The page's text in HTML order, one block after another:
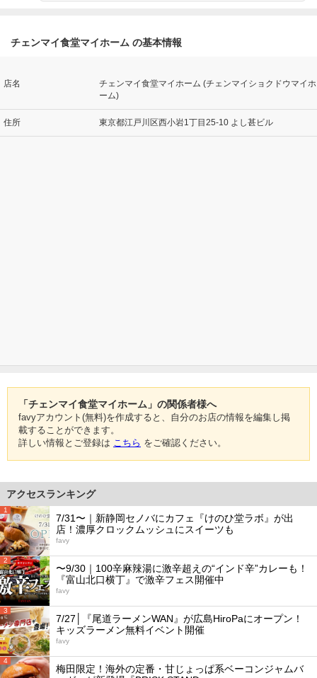
チェンマイ食堂マイホーム の基本情報
店名
チェンマイ食堂マイホーム (チェンマイショクドウマイホ
ーム)
住所 東京都江戸川区西小岩1丁目25-10 よし甚ビル
「チェンマイ食堂マイホーム」の関係者様へ
favyアカウント(無料)を作成すると、自分のお店の情報を編集し掲
載することができます。
詳しい情報とご登録は こちら をご確認ください。
アクセスランキング
1
7/31〜｜新静岡セノバにカフェ『けのひ堂ラボ』が出
店！濃厚クロックムッシュにスイーツも
favy
2
〜9/30｜100辛麻辣湯に激辛超えの“インド辛”カレーも！
『富山北口横丁』で激辛フェス開催中
favy
3
7/27│『尾道ラーメンWAN』が広島HiroPaにオープン！
キッズラーメン無料イベント開催
favy
4
梅田限定！海外の定番・甘じょっぱ系ベーコンジャムバ